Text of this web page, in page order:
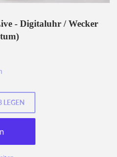
- Digitaluhr / Wecker
LEGEN